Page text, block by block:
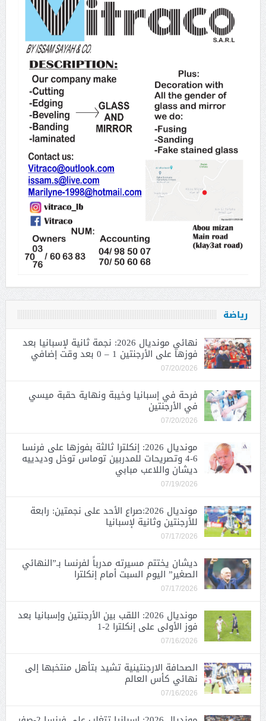
رياضة
نهائي مونديال 2026: نجمة ثانية لإسبانيا بعد
فوزها على الأرجنتين 1 – 0 بعد وقت إضافي
07/20/2026
فرحة في إسبانيا وخيبة ونهاية حقبة ميسي
في الأرجنتين
07/20/2026
مونديال 2026: إنكلترا ثالثة بفوزها على فرنسا
6-4 وتصريحات للمدربين توماس توخل وديدييه
ديشان واللاعب مبابي
07/19/2026
مونديال 2026:صراع الأحد على نجمتين: رابعة
للأرجنتين وثانية لإسبانيا
07/17/2026
ديشان يختتم مسيرته مدرباً لفرنسا بـ”النهائي
الصغير” اليوم السبت أمام إنكلترا
07/17/2026
مونديال 2026: اللقب بين الأرجنتين وإسبانيا بعد
فوز الأولى على إنكلترا 2-1
07/16/2026
الصحافة الارجنتينية تشيد بتأهل منتخبها إلى
نهائي كأس العالم
07/16/2026